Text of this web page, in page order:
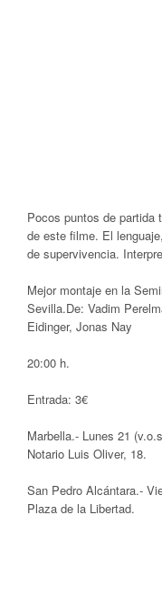
Pocos puntos de partida
de este filme. El
de supervivencia.
Mejor montaje en la
Sevilla.De: Vadim
Eidinger, Jonas Nay
20:00 h.
Entrada: 3€
Marbella.- Lunes 21
Notario Luis Oliver, 18.
San Pedro Alcántara.-
Plaza de la Libertad.